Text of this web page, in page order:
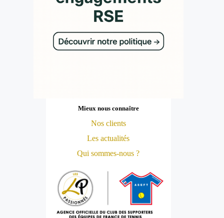
Mieux nous connaître
Nos clients
Les actualités
Qui sommes-nous ?